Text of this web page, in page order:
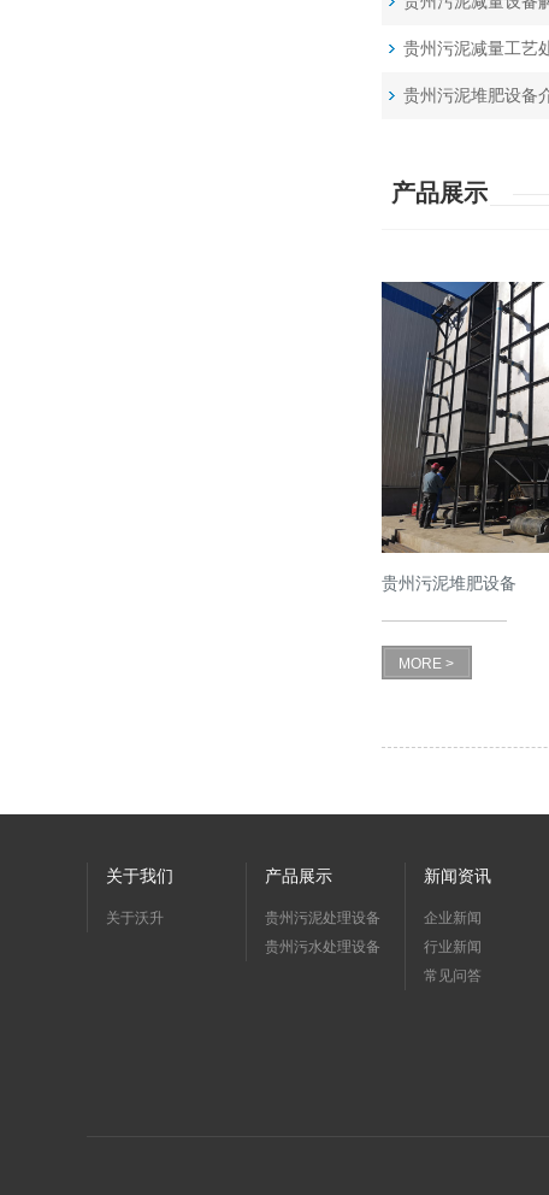
贵州污泥减量工艺
贵州污泥堆肥设备
产品展示
贵州污泥堆肥设备
MORE >
关于我们
关于沃升
产品展示
贵州污泥处理设备
贵州污水处理设备
新闻资讯
企业新闻
行业新闻
常见问答